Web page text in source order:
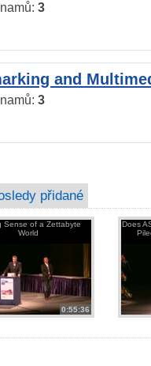
3
and
3
přidané
Sense of a Zettabyte
World
0:55:36
Does